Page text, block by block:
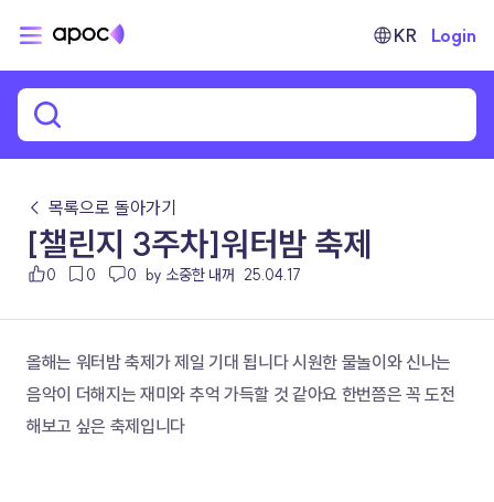
KR Login
← 목록으로 돌아가기
[챌린지 3주차]워터밤 축제
0 0 0 by 소중한 내꺼 25.04.17
올해는 워터밤 축제가 제일 기대 됩니다 시원한 물놀이와 신나는
음악이 더해지는 재미와 추억 가득할 것 같아요 한번쯤은 꼭 도전
해보고 싶은 축제입니다